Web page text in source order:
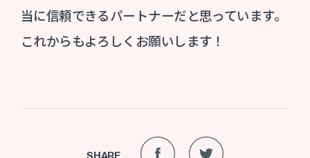
当に信頼できるパートナーだと思っています。
これからもよろしくお願いします！